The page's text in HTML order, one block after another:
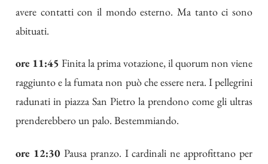
avere contatti con il mondo esterno. Ma tanto ci sono
abituati.
ore 11:45 Finita la prima votazione, il quorum non viene
raggiunto e la fumata non può che essere nera. I pellegrini
radunati in piazza San Pietro la prendono come gli ultras
prenderebbero un palo. Bestemmiando.
ore 12:30 Pausa pranzo. I cardinali ne approfittano per